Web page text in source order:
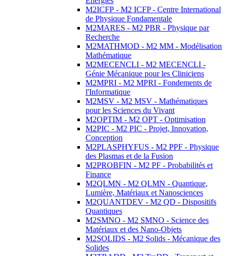
M2ICFP - M2 ICFP - Centre International
de Physique Fondamentale
M2MARES - M2 PBR - Physique par
Recherche
M2MATHMOD - M2 MM - Modélisation
Mathématique
M2MECENCLI - M2 MECENCLI -
Génie Mécanique pour les Cliniciens
M2MPRI - M2 MPRI - Fondements de
l'Informatique
M2MSV - M2 MSV - Mathématiques
pour les Sciences du Vivant
M2OPTIM - M2 OPT - Optimisation
M2PIC - M2 PIC - Projet, Innovation,
Conception
M2PLASPHYFUS - M2 PPF - Physique
des Plasmas et de la Fusion
M2PROBFIN - M2 PF - Probabilités et
Finance
M2QLMN - M2 QLMN - Quantique,
Lumière, Matériaux et Nanosciences
M2QUANTDEV - M2 QD - Dispositifs
Quantiques
M2SMNO - M2 SMNO - Science des
Matériaux et des Nano-Objets
M2SOLIDS - M2 Solids - Mécanique des
Solides